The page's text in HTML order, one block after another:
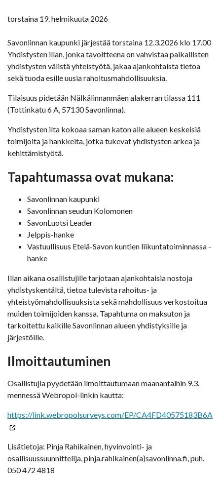
torstaina 19. helmikuuta 2026
Savonlinnan kaupunki järjestää torstaina 12.3.2026 klo 17.00
Yhdistysten illan, jonka tavoitteena on vahvistaa paikallisten
yhdistysten välistä yhteistyötä, jakaa ajankohtaista tietoa
sekä tuoda esille uusia rahoitusmahdollisuuksia.
Tilaisuus pidetään Nälkälinnanmäen alakerran tilassa 111
(Tottinkatu 6 A, 57130 Savonlinna).
Yhdistysten ilta kokoaa saman katon alle alueen keskeisiä
toimijoita ja hankkeita, jotka tukevat yhdistysten arkea ja
kehittämistyötä.
Tapahtumassa ovat mukana:
Savonlinnan kaupunki
Savonlinnan seudun Kolomonen
SavonLuotsi Leader
Jelppis-hanke
Vastuullisuus Etelä-Savon kuntien liikuntatoiminnassa -
hanke
Illan aikana osallistujille tarjotaan ajankohtaisia nostoja
yhdistyskentältä, tietoa tulevista rahoitus- ja
yhteistyömahdollisuuksista sekä mahdollisuus verkostoitua
muiden toimijoiden kanssa. Tapahtuma on maksuton ja
tarkoitettu kaikille Savonlinnan alueen yhdistyksille ja
järjestöille.
Ilmoittautuminen
Osallistujia pyydetään ilmoittautumaan maanantaihin 9.3.
mennessä Webropol-linkin kautta:
https://link.webropolsurveys.com/EP/CA4FD40575183B6A
Lisätietoja: Pinja Rahikainen, hyvinvointi- ja
osallisuussuunnittelija, pinja.rahikainen(a)savonlinna.fi, puh.
050 472 4818